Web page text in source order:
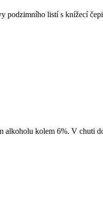
listí s knížecí
alkoholu kolem 6%. V